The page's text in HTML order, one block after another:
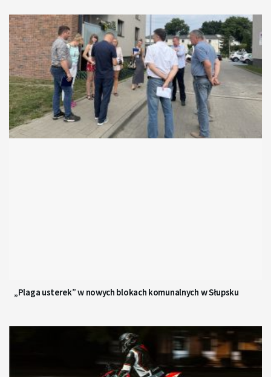
„Plaga usterek” w nowych blokach komunalnych w Słupsku